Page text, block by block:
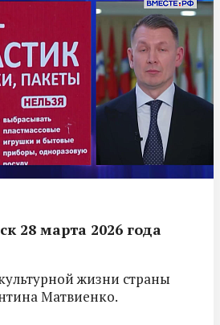
28 марта 2026 года
жизни страны
Матвиенко.